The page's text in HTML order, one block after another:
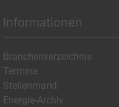
Informationen
Branchenverzeichnis
Termine
Stellenmarkt
Energie-Archiv